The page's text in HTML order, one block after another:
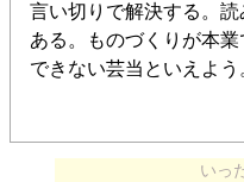
言い切りで解決する。
ある。ものづくりが本
できない芸当といえよう
いっ